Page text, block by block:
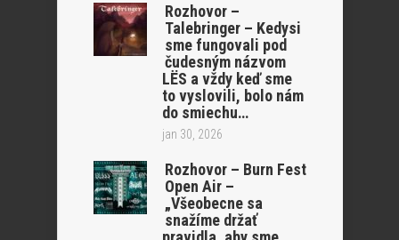
Rozhovor –
Talebringer – Kedysi
sme fungovali pod
čudesným názvom
LËS a vždy keď sme
to vyslovili, bolo nám
do smiechu…
jan 30, 2026
Rozhovor – Burn Fest
Open Air –
„Všeobecne sa
snažíme držať